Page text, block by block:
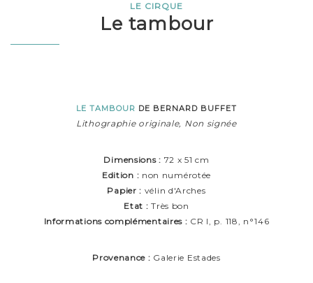
LE CIRQUE
Le tambour
LE TAMBOUR DE BERNARD BUFFET
Lithographie originale, Non signée
Dimensions : 72 x 51 cm
Edition : non numérotée
Papier : vélin d'Arches
Etat : Très bon
Informations complémentaires : CR I, p. 118, n°146
Provenance : Galerie Estades